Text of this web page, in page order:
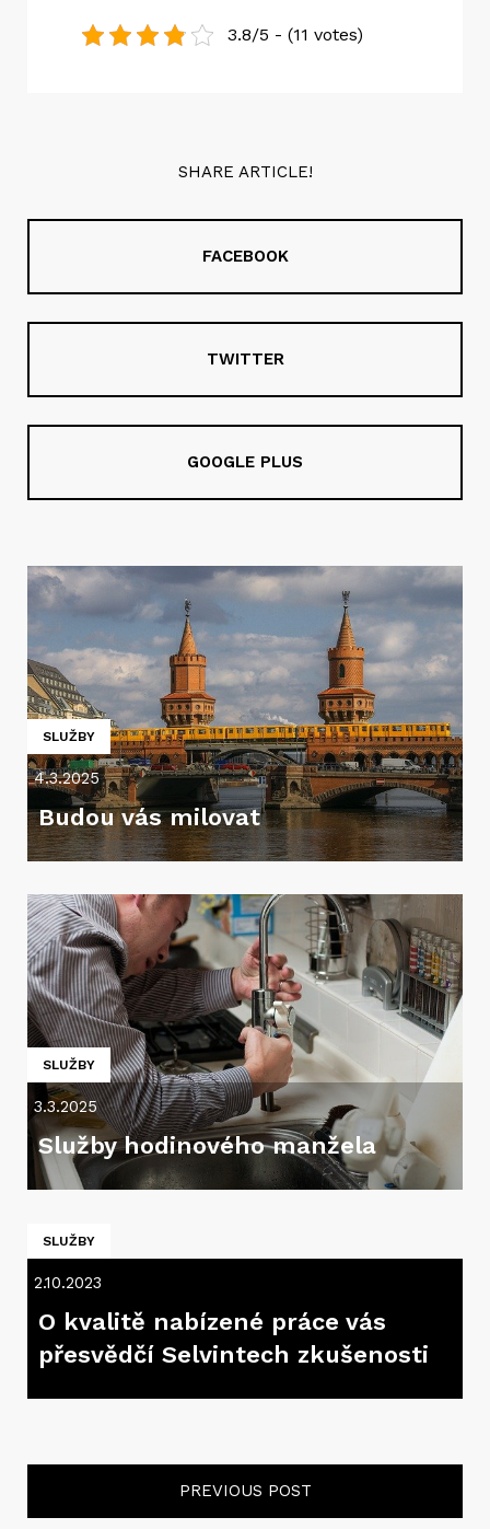
3.8/5 - (11 votes)
SHARE ARTICLE!
FACEBOOK
TWITTER
GOOGLE PLUS
SLUŽBY
4.3.2025
Budou vás milovat
SLUŽBY
3.3.2025
Služby hodinového manžela
SLUŽBY
2.10.2023
O kvalitě nabízené práce vás
přesvědčí Selvintech zkušenosti
PREVIOUS POST